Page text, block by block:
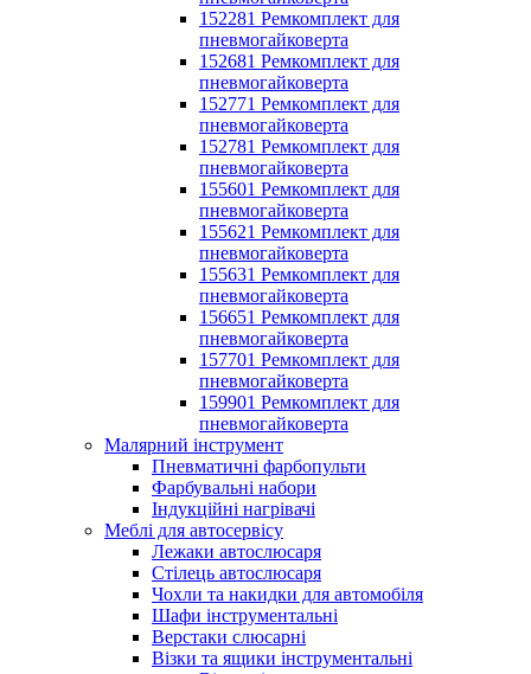
152281 Ремкомплект для
пневмогайковерта
152681 Ремкомплект для
пневмогайковерта
152771 Ремкомплект для
пневмогайковерта
152781 Ремкомплект для
пневмогайковерта
155601 Ремкомплект для
пневмогайковерта
155621 Ремкомплект для
пневмогайковерта
155631 Ремкомплект для
пневмогайковерта
156651 Ремкомплект для
пневмогайковерта
157701 Ремкомплект для
пневмогайковерта
159901 Ремкомплект для
пневмогайковерта
Малярний інструмент
Пневматичні фарбопульти
Фарбувальні набори
Індукційні нагрівачі
Меблі для автосервісу
Лежаки автослюсаря
Стілець автослюсаря
Чохли та накидки для автомобіля
Шафи інструментальні
Верстаки слюсарні
Візки та ящики інструментальні